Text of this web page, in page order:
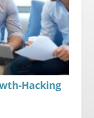
Hacking